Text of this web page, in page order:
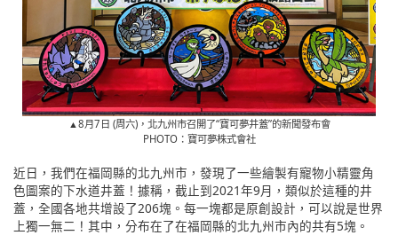
▲8月7日 (周六)，北九州市召開了“寶可夢井蓋”的新聞發布會
PHOTO：寶可夢株式會社
近日，我們在福岡縣的北九州市，發現了一些繪製有寵物小精靈角
色圖案的下水道井蓋！據稱，截止到2021年9月，類似於這種的井
蓋，全國各地共增設了206塊。每一塊都是原創設計，可以說是世界
上獨一無二！其中，分布在了在福岡縣的北九州市內的共有5塊。